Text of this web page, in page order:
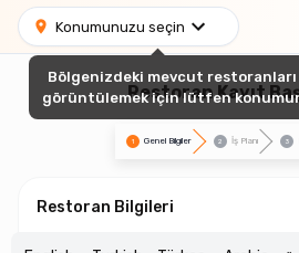
Konumunuzu seçin
Restoran Kayıt
1 Genel Bilgiler 2 İş Planı 3
Restoran Bilgileri
Bölgenizdeki mevcut restoranları
görüntülemek için lütfen